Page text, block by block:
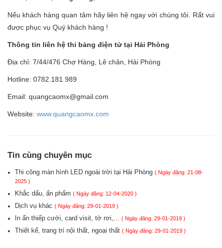
Nếu khách hàng quan tâm hãy liên hệ ngay với chúng tôi. Rất vui
được phục vụ Quý khách hàng !
Thông tin liên hệ thi bảng điện tử tại Hải Phòng
Địa chỉ: 7/44/476 Chợ Hàng, Lê chân, Hải Phòng
Hotline: 0782.181.989
Email: quangcaomx@gmail.com
Website: www.quangcaomx.com
Tin cùng chuyên mục
Thi công màn hình LED ngoài trời tại Hải Phòng ( Ngày đăng: 21-08-
2025 )
Khắc dấu, ấn phẩm ( Ngày đăng: 12-04-2020 )
Dịch vụ khác ( Ngày đăng: 29-01-2019 )
In ấn thiếp cưới, card visit, tờ rơi,... ( Ngày đăng: 29-01-2019 )
Thiết kế, trang trí nội thất, ngoại thất ( Ngày đăng: 29-01-2019 )